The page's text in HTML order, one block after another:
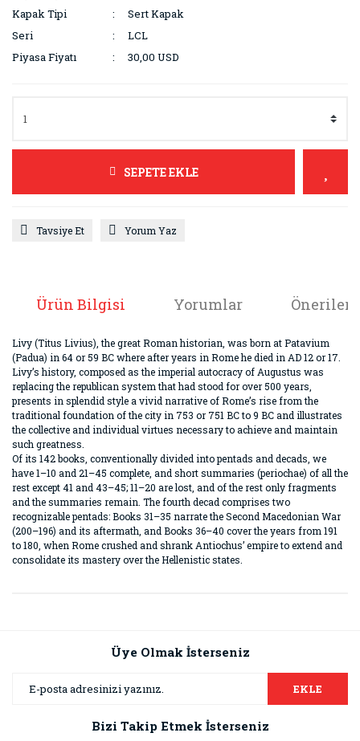
Kapak Tipi
Sert Kapak
Seri
LCL
Piyasa Fiyatı
30,00 USD
SEPETE EKLE
Tavsiye Et Yorum Yaz
Ürün Bilgisi Yorumlar
Livy (Titus Livius), the great Roman historian, was born at Patavium
(Padua) in 64 or 59 BC where after years in Rome he died in AD 12 or 17.
Livy’s history, composed as the imperial autocracy of Augustus was
replacing the republican system that had stood for over 500 years,
presents in splendid style a vivid narrative of Rome’s rise from the
traditional foundation of the city in 753 or 751 BC to 9 BC and illustrates
the collective and individual virtues necessary to achieve and maintain
such greatness.
Of its 142 books, conventionally divided into pentads and decads, we
have 1–10 and 21–45 complete, and short summaries (periochae) of all the
rest except 41 and 43–45; 11–20 are lost, and of the rest only fragments
and the summaries remain. The fourth decad comprises two
recognizable pentads: Books 31–35 narrate the Second Macedonian War
(200–196) and its aftermath, and Books 36–40 cover the years from 191
to 180, when Rome crushed and shrank Antiochus’ empire to extend and
consolidate its mastery over the Hellenistic states.
Görüş ve önerileriniz için teşekkür ederiz.
Ürün resmi kalitesiz, bozuk veya görüntülenemiyor.
Ürün bilgilerinde hatalar bulunuyor.
Üye Olmak İsterseniz
EKLE
Bizi Takip Etmek İsterseniz